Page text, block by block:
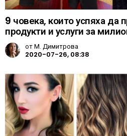
9 човека, които успяха да
продукти и услуги за
отМ. Димитрова
2020-07-26, 08:38